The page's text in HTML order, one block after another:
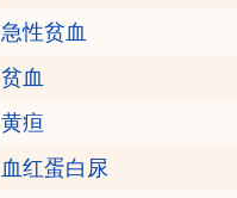
急性贫血
贫血
黄疸
血红蛋白尿